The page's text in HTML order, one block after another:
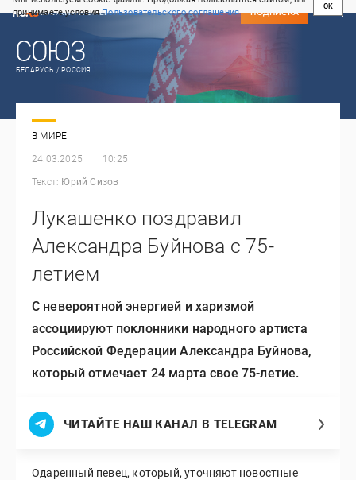
принимаете условияПользовательского соглашения
OK
СВЕЖИЙ НОМЕР
ПОДПИСКА
БЕЛАРУСЬ / РОССИЯ
В МИРЕ
24.03.2025 10:25
Текст: Юрий Сизов
Лукашенко поздравил
Александра Буйнова с 75-
летием
С невероятной энергией и харизмой
ассоциируют поклонники народного артиста
Российской Федерации Александра Буйнова,
который отмечает 24 марта свое 75-летие.
ЧИТАЙТЕ НАШ КАНАЛ В TELEGRAM
Одаренный певец, который, уточняют новостные